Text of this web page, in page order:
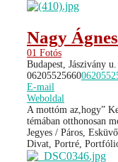
Nagy
01 Fotós
Budapest, Jászivány
06205525660
E-mail
Weboldal
A mottóm az,hogy”
témában otthonosan
Jegyes / Páros,
Divat, Portré,